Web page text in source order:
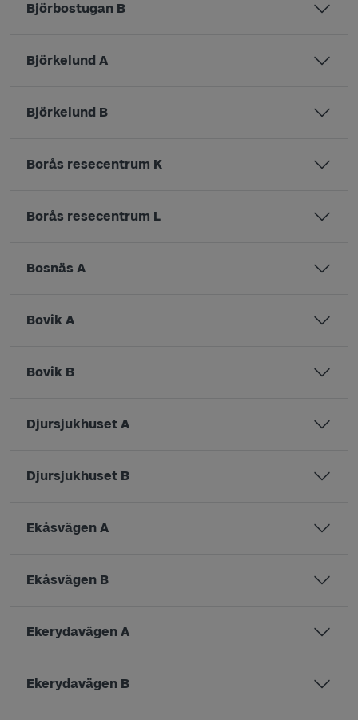
Björbostugan B
Björkelund A
Björkelund B
Borås resecentrum K
Borås resecentrum L
Bosnäs A
Bovik A
Bovik B
Djursjukhuset A
Djursjukhuset B
Ekåsvägen A
Ekåsvägen B
Ekerydavägen A
Ekerydavägen B